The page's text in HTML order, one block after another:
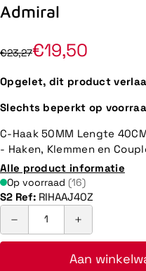
Admiral
€23,27€19,50
Opgelet, dit product
Slechts beperkt op
C-Haak 50MM Lengte
- Haken, Klemmen en
Alle product informatie
Op voorraad (16)
S2 Ref: RIHAAJ40Z
Aan